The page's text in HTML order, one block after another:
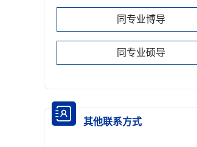
同专业博导
同专业硕导
其他联系方式